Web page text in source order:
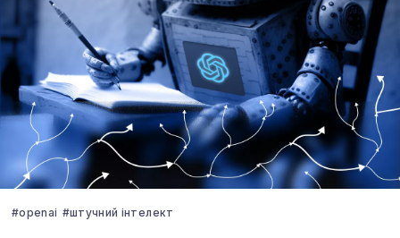
#openai #штучний інтелект